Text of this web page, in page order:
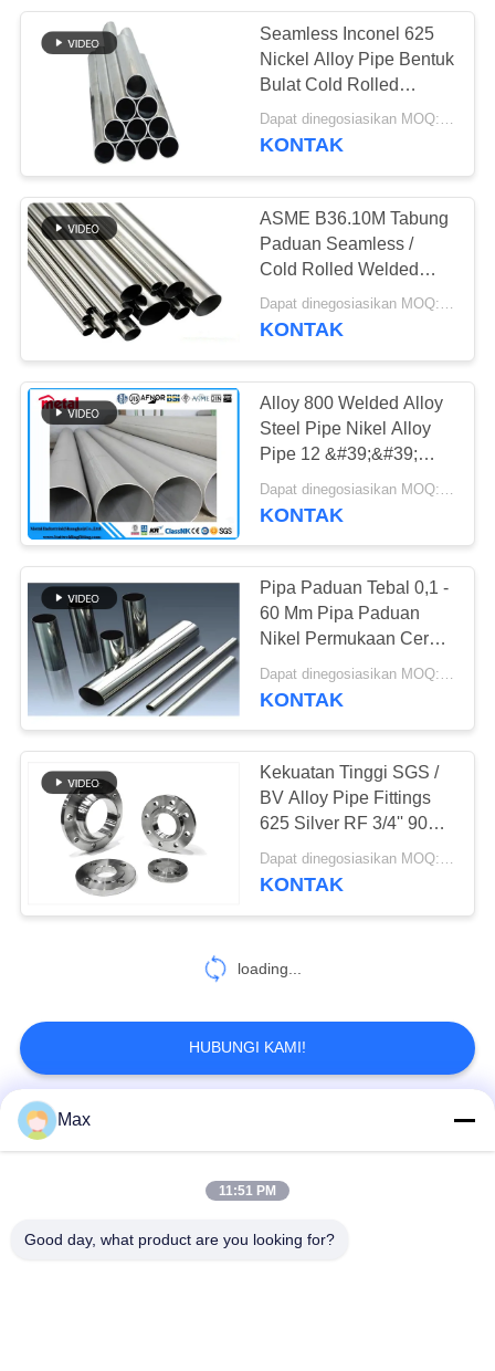
Seamless Inconel 625
Nickel Alloy Pipe Bentuk
Bulat Cold Rolled
Panjang Disesuaikan
Dapat dinegosiasikan MOQ:100
KONTAK
ASME B36.10M Tabung
Paduan Seamless /
Cold Rolled Welded
Steel Pipe Kekerasan
Tinggi
Dapat dinegosiasikan MOQ:100
KONTAK
Alloy 800 Welded Alloy
Steel Pipe Nikel Alloy
Pipe 12 &#39;&#39;
STD ASTM B36.10
KONTAK
Pipa Paduan Tebal 0,1 -
60 Mm Pipa Paduan
Nikel Permukaan Cerah
ASTM B444 UNS
N06625
Dapat dinegosiasikan MOQ:100
KONTAK
Kekuatan Tinggi SGS /
BV Alloy Pipe Fittings
625 Silver RF 3/4'' 900#
WN Flange
Dapat dinegosiasikan MOQ:1 pc
KONTAK
loading...
HUBUNGI KAMI!
Bad Request
duplex super
Max
11:51 PM
Good day, what product are you looking for?